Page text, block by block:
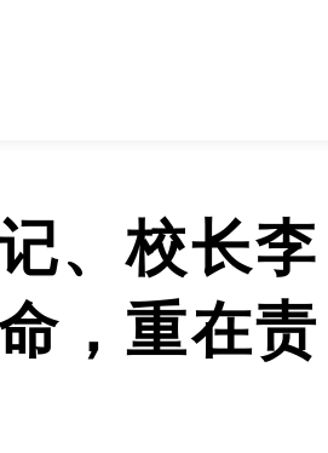
、校长李
，重在责